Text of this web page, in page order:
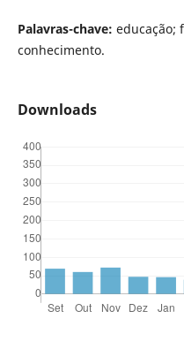
Palavras-chave: educação;
conhecimento.
Downloads